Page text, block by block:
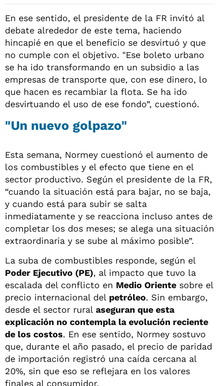
En ese sentido, el presidente de la FR invitó al
debate alrededor de este tema, haciendo
hincapié en que el beneficio se desvirtuó y que
no cumple con el objetivo. "Ese boleto urbano
se ha ido transformando en un subsidio a las
empresas de transporte que, con ese dinero, lo
que hacen es recambiar la flota. Se ha ido
desvirtuando el uso de ese fondo”, cuestionó.
"Un nuevo golpazo"
Esta semana, Normey cuestionó el aumento de
los combustibles y el efecto que tiene en el
sector productivo. Según el presidente de la FR,
“cuando la situación está para bajar, no se baja,
y cuando está para subir se salta
inmediatamente y se reacciona incluso antes de
completar los dos meses; se alega una situación
extraordinaria y se sube al máximo posible”.
La suba de combustibles responde, según el
Poder Ejecutivo (PE), al impacto que tuvo la
escalada del conflicto en Medio Oriente sobre el
precio internacional del petróleo. Sin embargo,
desde el sector rural aseguran que esta
explicación no contempla la evolución reciente
de los costos. En ese sentido, Normey sostuvo
que, durante el año pasado, el precio de paridad
de importación registró una caída cercana al
20%, sin que eso se reflejara en los valores
finales al consumidor.